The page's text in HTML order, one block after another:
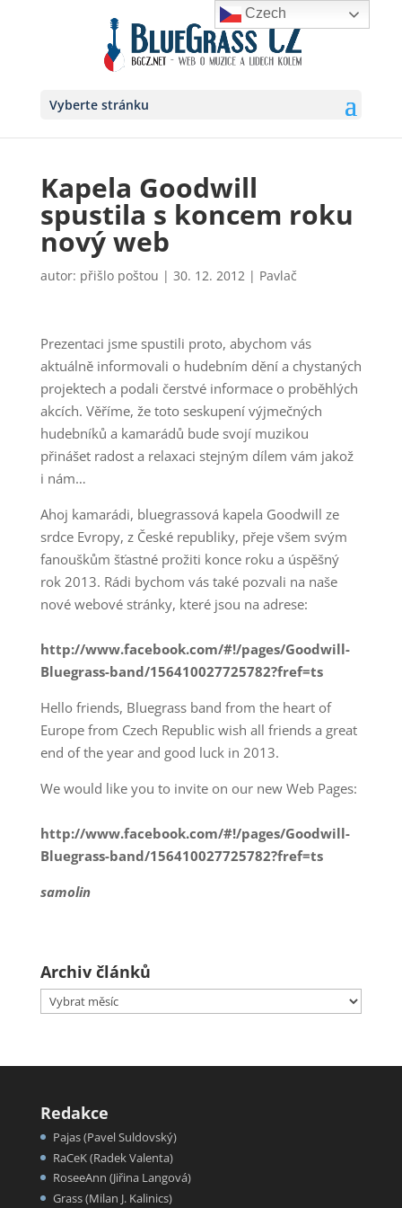
Vyberte stránku
Kapela Goodwill
spustila s koncem roku
nový web
autor: přišlo poštou | 30. 12. 2012| Pavlač
Prezentaci jsme spustili proto, abychom vás
aktuálně informovali o hudebním dění a chystaných
projektech a podali čerstvé informace o proběhlých
akcích. Věříme, že toto seskupení výjmečných
hudebníků a kamarádů bude svojí muzikou
přinášet radost a relaxaci stejným dílem vám jakož
i nám…
Ahoj kamarádi, bluegrassová kapela Goodwill ze
srdce Evropy, z České republiky, přeje všem svým
fanouškům šťastné prožiti konce roku a úspěšný
rok 2013. Rádi bychom vás také pozvali na naše
nové webové stránky, které jsou na adrese:
http://www.facebook.com/#!/pages/Goodwill-
Bluegrass-band/156410027725782?fref=ts
Hello friends, Bluegrass band from the heart of
Europe from Czech Republic wish all friends a great
end of the year and good luck in 2013.
We would like you to invite on our new Web Pages:
http://www.facebook.com/#!/pages/Goodwill-
Bluegrass-band/156410027725782?fref=ts
samolin
Archiv článků
Archiv
Redakce
Pajas (Pavel Suldovský)
RaCeK (Radek Valenta)
RoseeAnn (Jiřina Langová)
Grass (Milan J. Kalinics)
Czech